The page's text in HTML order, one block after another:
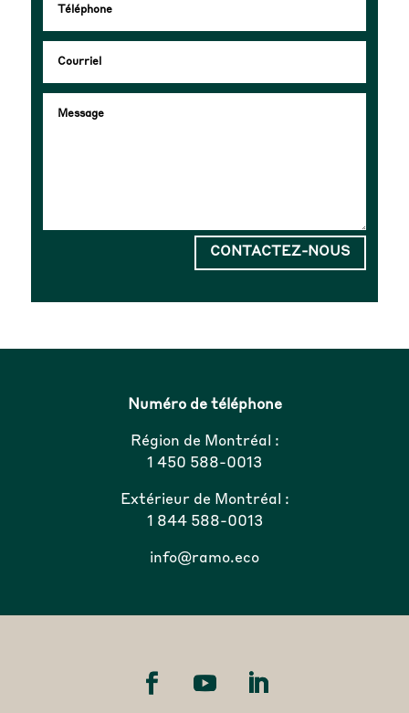
CONTACTEZ-NOUS
Numéro de téléphone
Région de Montréal :
1 450 588-0013
Extérieur de Montréal :
1 844 588-0013
info@ramo.eco